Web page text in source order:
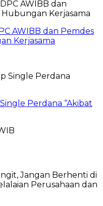
AWIBB dan Pemdes
Kerjasama
Perdana “Akibat